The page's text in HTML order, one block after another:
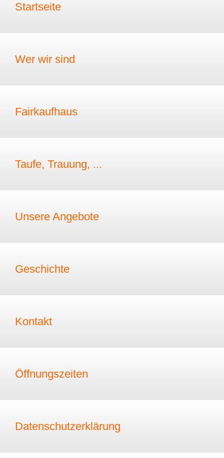
Startseite
Wer wir sind
Fairkaufhaus
Taufe, Trauung, ...
Unsere Angebote
Geschichte
Kontakt
Öffnungszeiten
Datenschutzerklärung